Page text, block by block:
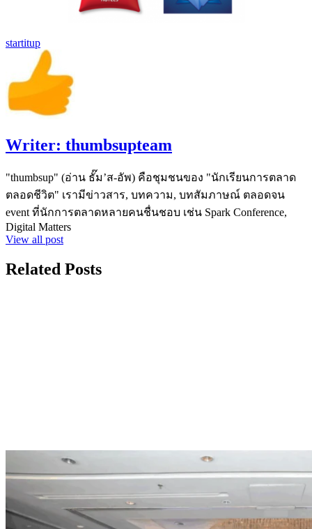
startitup
Writer: thumbsupteam
"thumbsup" (อ่าน ธั๊ม’ส-อัพ) คือชุมชนของ "นักเรียนการตลาด
ตลอดชีวิต" เรามีข่าวสาร, บทความ, บทสัมภาษณ์ ตลอดจน
event ที่นักการตลาดหลายคนชื่นชอบ เช่น Spark Conference,
Digital Matters
View all post
Related Posts